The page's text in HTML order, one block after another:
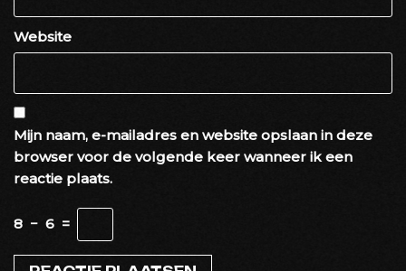
Website
Mijn naam, e-mailadres en website opslaan in deze
browser voor de volgende keer wanneer ik een
reactie plaats.
8 − 6 =